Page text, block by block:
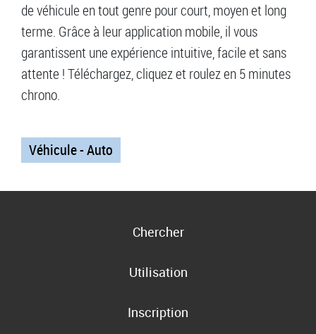
de véhicule en tout genre pour court, moyen et long
terme. Grâce à leur application mobile, il vous
garantissent une expérience intuitive, facile et sans
attente ! Téléchargez, cliquez et roulez en 5 minutes
chrono.
Véhicule - Auto
Chercher
Utilisation
Inscription